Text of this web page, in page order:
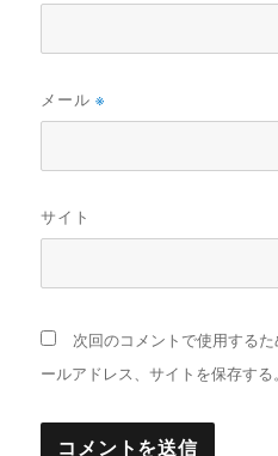
メール※
サイト
次回のコメントで使用する
ールアドレス、サイトを保存する。